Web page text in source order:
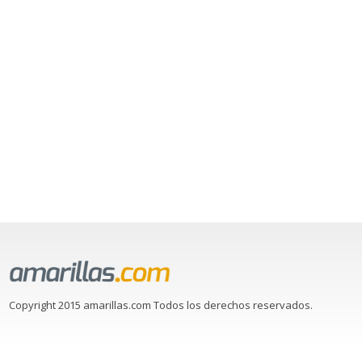
Copyright 2015 amarillas.com Todos los derechos reservados.